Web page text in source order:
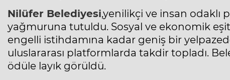
Nilüfer Belediyesi,yenilikçi ve insan odaklı
yağmuruna tutuldu. Sosyal ve ekonomik
engelli istihdamına kadar geniş bir
uluslararası platformlarda takdir topladı.
ödüle layık görüldü.